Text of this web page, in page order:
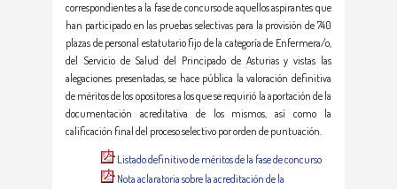
correspondientes a la fase de concurso de aquellos aspirantes que
han participado en las pruebas selectivas para la provisión de 740
plazas de personal estatutario fijo de la categoría de Enfermera/o,
del Servicio de Salud del Principado de Asturias y vistas las
alegaciones presentadas, se hace pública la valoración definitiva
de méritos de los opositores a los que se requirió la aportación de la
documentación acreditativa de los mismos, así como la
calificación final del proceso selectivo por orden de puntuación.
Listado definitivo de méritos de la fase de concurso
Nota aclaratoria sobre la acreditación de la